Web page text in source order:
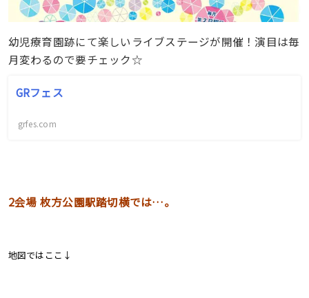
幼児療育園跡にて楽しいライブステージが開催！演目は毎
月変わるので要チェック☆
GRフェス
grfes.com
2会場 枚方公園駅踏切横では…。
地図ではここ↓